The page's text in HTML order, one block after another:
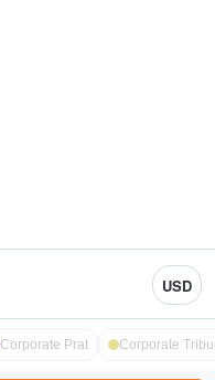
USD
Corporate Prat Corporate